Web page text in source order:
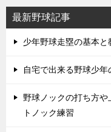
最新野球記事
少年野球走塁の基本
自宅で出来る野球少
野球ノックの打ち方
トノック練習